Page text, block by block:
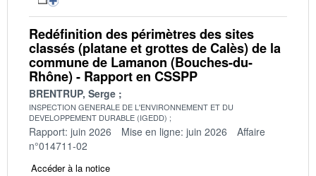
Redéfinition des périmètres des sites
classés (platane et grottes de Calès) de la
commune de Lamanon (Bouches-du-
Rhône) - Rapport en CSSPP
BRENTRUP, Serge
INSPECTION GENERALE DE L'ENVIRONNEMENT ET DU
DEVELOPPEMENT DURABLE (IGEDD)
Rapport: juin 2026 Mise en ligne: juin 2026
Affaire
n°014711-02
Accéder à la notice